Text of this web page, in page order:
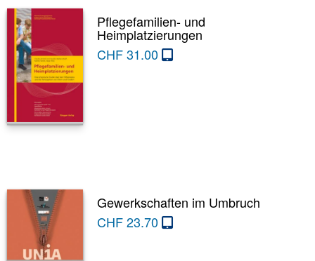
Pflegefamilien- und
Heimplatzierungen
CHF31.00
Gewerkschaften im Umbruch
CHF23.70